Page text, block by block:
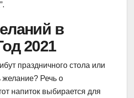
в
2021
праздничного стола или
желание? Речь о
напиток выбирается для